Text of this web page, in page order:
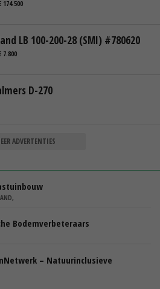
174.500
LB 100-200-28 (SMI) #780620
7.800
D-270
ADVERTENTIES
Bodemverbeteraars
– Natuurinclusieve